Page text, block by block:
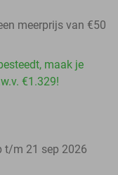
meerprijs van €50
maak je
€1.329!
t/m 21 sep 2026